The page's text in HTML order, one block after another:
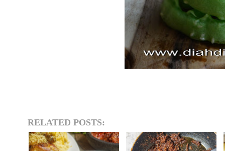
RELATED POSTS: